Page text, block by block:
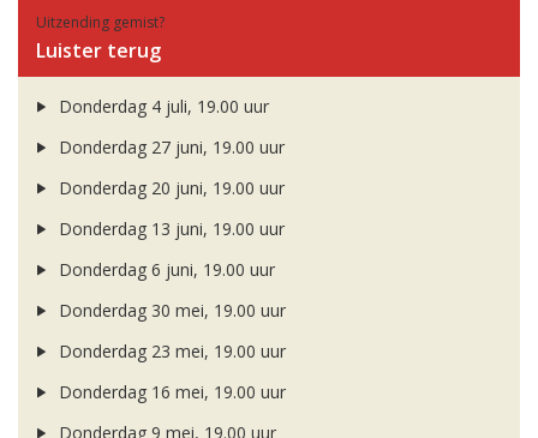
Uitzending gemist?
Luister terug
Donderdag 4 juli, 19.00 uur
Donderdag 27 juni, 19.00 uur
Donderdag 20 juni, 19.00 uur
Donderdag 13 juni, 19.00 uur
Donderdag 6 juni, 19.00 uur
Donderdag 30 mei, 19.00 uur
Donderdag 23 mei, 19.00 uur
Donderdag 16 mei, 19.00 uur
Donderdag 9 mei, 19.00 uur